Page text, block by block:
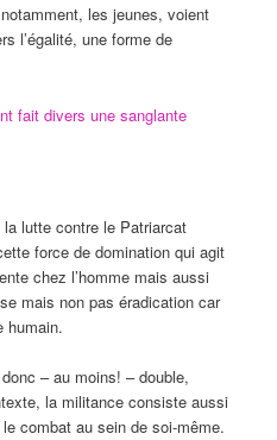
les jeunes, voient
l’égalité, une forme de
fait divers une sanglante
la lutte contre le Patriarcat
force de domination qui agit
chez l’homme mais aussi
mais non pas éradication car
humain.
– au moins! – double,
la militance consiste aussi
combat au sein de soi-même.